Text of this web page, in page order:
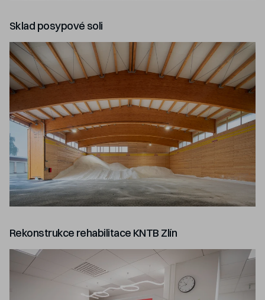
Sklad posypové soli
Rekonstrukce rehabilitace KNTB Zlín